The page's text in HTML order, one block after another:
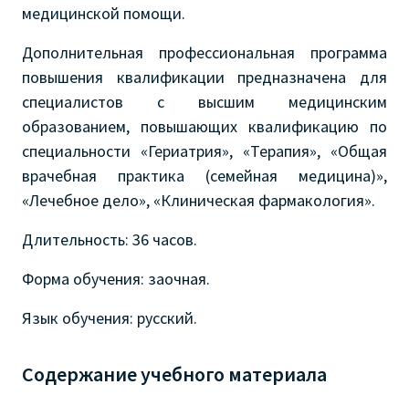
медицинской помощи.
Дополнительная профессиональная программа
повышения квалификации предназначена для
специалистов с высшим медицинским
образованием, повышающих квалификацию по
специальности «Гериатрия», «Терапия», «Общая
врачебная практика (семейная медицина)»,
«Лечебное дело», «Клиническая фармакология».
Длительность: 36 часов.
Форма обучения: заочная.
Язык обучения: русский.
Содержание учебного материала